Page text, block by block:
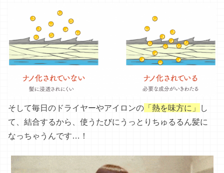
そして毎日のドライヤーやアイロンの 「熱を味方に」
し
て、結合するから、使うたびにうっとりちゅるるん髪に
なっちゃうんです…！